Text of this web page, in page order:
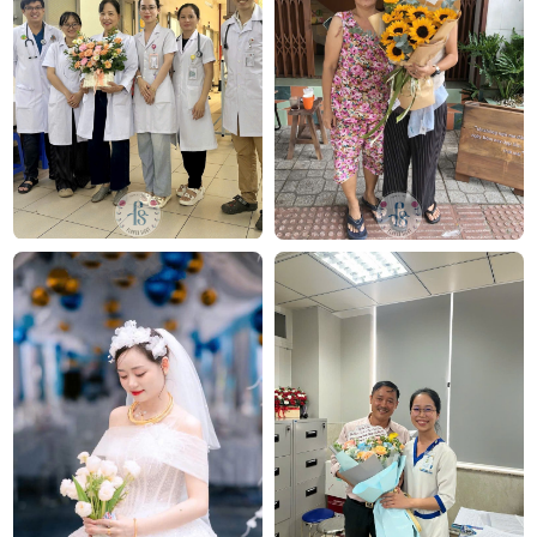
FlowerSight luôn có sẵn những mẫuhoa chúc
mừngphù hợp cho mọi dịp – từ bình dị đến trọng
đại
Hoa 8 3
Hoa 20 10
Hoa valentine
Kết luận
Giỏ hoa “Cổ điển” là biểu tượng của sự tinh tế, tình
cảm và gu thẩm mỹ bền vững. Với sự hòa quyện hài
hòa của hoa hồng, hoa cát tường, hoa cúc tana và lá
phụ, món quà này không chỉ là vật phẩm trang trí
mà còn là cách bạn truyền tải cảm xúc đến người
mình yêu quý.
Công ty TNHH Hoa Tươi FLOWERSIGHT –Shop
hoa tươiTP.HCM